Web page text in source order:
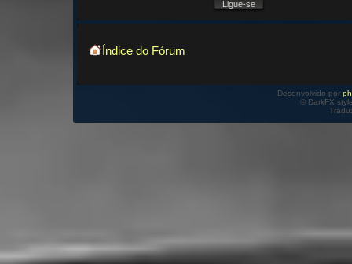
Índice do Fórum
Desenvolvido por
© DarkFX